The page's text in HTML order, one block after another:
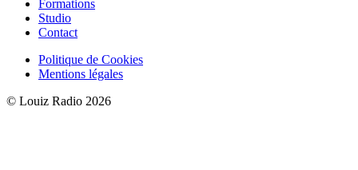
Formations
Studio
Contact
Politique de Cookies
Mentions légales
© Louiz Radio 2026